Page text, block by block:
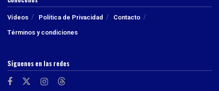
Vídeos Política de Privacidad
Contacto
Términos y condiciones
Síguenos en las redes